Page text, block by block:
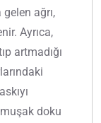
ağrı,
Ayrıca,
artmadığı
doku